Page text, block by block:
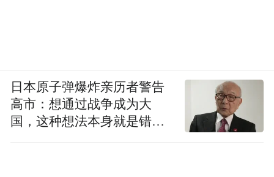
日本原子弹爆炸亲历者警告
高市：想通过战争成为大
国，这种想法本身就是错误